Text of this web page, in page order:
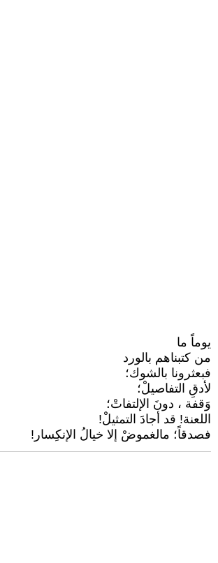
يوماً ما
من كتبناهم بالورد
فبعثرونا بالشوك؛
لأدقِ التفاصيلْ؛
وَقفة ، دونَ الإلتفاتْ؛
اللعنة! قد أجادَ التمثيلْ!
فصدقاً؛ مالغموضْ إلا خيالُ الإنكِسار!